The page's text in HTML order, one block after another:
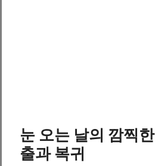
눈 오는 날의 깜찍
출과 복귀